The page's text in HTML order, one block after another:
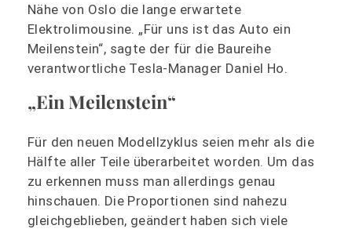
Nähe von Oslo die lange erwartete
Elektrolimousine. „Für uns ist das Auto ein
Meilenstein“, sagte der für die Baureihe
verantwortliche Tesla-Manager Daniel Ho.
„Ein Meilenstein“
Für den neuen Modellzyklus seien mehr als die
Hälfte aller Teile überarbeitet worden. Um das
zu erkennen muss man allerdings genau
hinschauen. Die Proportionen sind nahezu
gleichgeblieben, geändert haben sich viele